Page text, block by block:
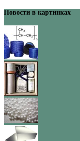
Новости в картинках